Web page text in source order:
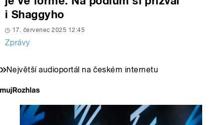
i Shaggyho
17. červenec 2025 12:45
Zprávy
Největší audioportál na českém internetu